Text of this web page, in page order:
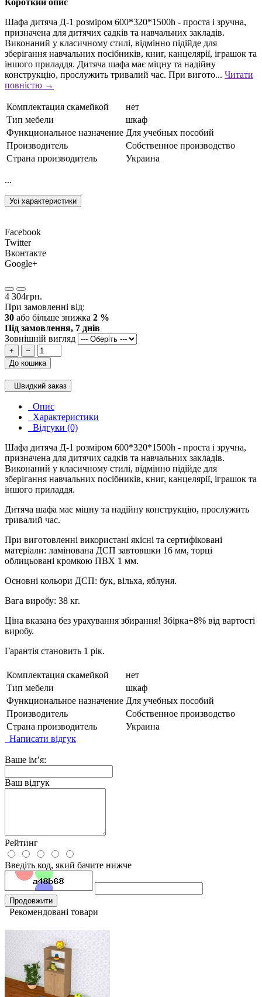
Короткий опис
Шафа дитяча Д-1 розміром 600*320*1500h - проста і зручна,
призначена для дитячих садків та навчальних закладів.
Виконаний у класичному стилі, відмінно підійде для
зберігання навчальних посібників, книг, канцелярії, іграшок та
іншого приладдя. Дитяча шафа має міцну та надійну
конструкцію, прослужить тривалий час. При вигото... Читати
повністю →
Комплектация скамейкой
нет
Тип мебели
шкаф
Функциональное назначение Для учебных пособий
Производитель
Собственное производство
Страна производитель
Украина
...
Усі характеристики
Facebook
Twitter
Вконтакте
Google+
4 304грн.
При замовленні від:
30 або більше знижка 2 %
Під замовлення, 7 днів
Зовнішній вигляд
+
−
До кошика
Швидкий заказ
Опис
Характеристики
Відгуки (0)
Шафа дитяча Д-1 розміром 600*320*1500h - проста і зручна,
призначена для дитячих садків та навчальних закладів.
Виконаний у класичному стилі, відмінно підійде для
зберігання навчальних посібників, книг, канцелярії, іграшок та
іншого приладдя.
Дитяча шафа має міцну та надійну конструкцію, прослужить
тривалий час.
При виготовленні використані якісні та сертифіковані
матеріали: ламінована ДСП завтовшки 16 мм, торці
облицьовані кромкою ПВХ 1 мм.
Основні кольори ДСП: бук, вільха, яблуня.
Вага виробу: 38 кг.
Ціна вказана без урахування збирання! Збірка+8% від вартості
виробу.
Гарантія становить 1 рік.
Комплектация скамейкой
нет
Тип мебели
шкаф
Функциональное назначение Для учебных пособий
Производитель
Собственное производство
Страна производитель
Украина
Написати відгук
Ваше ім’я:
Ваш відгук
Рейтинг
Введіть код, який бачите нижче
Продовжити
Рекомендовані товари